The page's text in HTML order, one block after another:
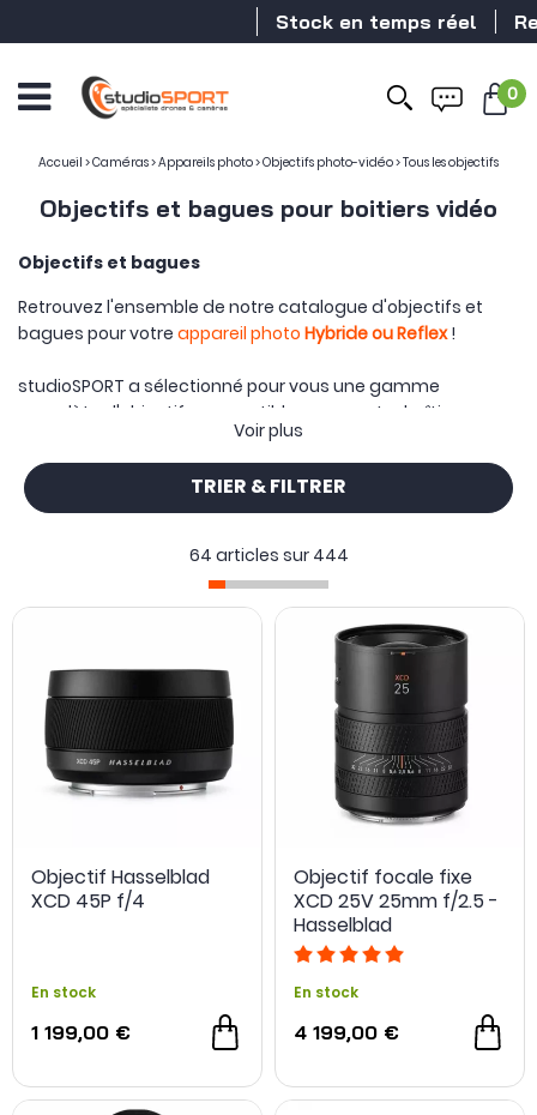
Stock en temps réel
0
Accueil >Caméras>Appareils photo>Objectifs photo-vidéo>Tous les objectifs
Objectifs et bagues pour boitiers vidéo
Objectifs et bagues
Retrouvez l'ensemble de notre catalogue d'objectifs et
bagues pour votre appareil photo Hybride ou Reflex!
studioSPORT a sélectionné pour vous une gamme
complète d'objectifs compatibles avec votre boîtier
Sony,Fujifilm
Olympuset plus encore !
Profitez d'objectifs pourplein format, micro4/3, APS-C ou
Toutes les utilisations sont possibles avec les différentes
optiques polyvalentes telles que des objectifs grand angle,
zoom, téléobjectif et des focales fixes.
Voir plus
TRIER & FILTRER
64 articles sur 444
Objectif Hasselblad
XCD 45P f/4
En stock
1 199,00 €
Objectif focale fixe
XCD 25V 25mm f/2.5 -
Hasselblad
En stock
4 199,00 €